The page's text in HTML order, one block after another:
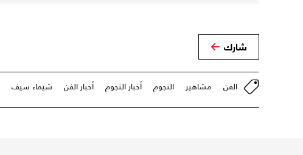
شارك
الفن مشاهير النجوم أخبار النجوم أخبار الفن شيماء سيف